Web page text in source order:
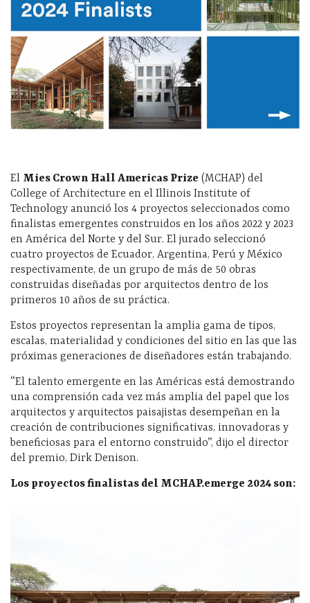
El Mies Crown Hall Americas Prize (MCHAP) del
College of Architecture en el Illinois Institute of
Technology anunció los 4 proyectos seleccionados como
finalistas emergentes construidos en los años 2022 y 2023
en América del Norte y del Sur. El jurado seleccionó
cuatro proyectos de Ecuador, Argentina, Perú y México
respectivamente, de un grupo de más de 50 obras
construidas diseñadas por arquitectos dentro de los
primeros 10 años de su práctica.
Estos proyectos representan la amplia gama de tipos,
escalas, materialidad y condiciones del sitio en las que las
próximas generaciones de diseñadores están trabajando.
“El talento emergente en las Américas está demostrando
una comprensión cada vez más amplia del papel que los
arquitectos y arquitectos paisajistas desempeñan en la
creación de contribuciones significativas, innovadoras y
beneficiosas para el entorno construido”, dijo el director
del premio, Dirk Denison.
Los proyectos finalistas del MCHAP.emerge 2024 son: